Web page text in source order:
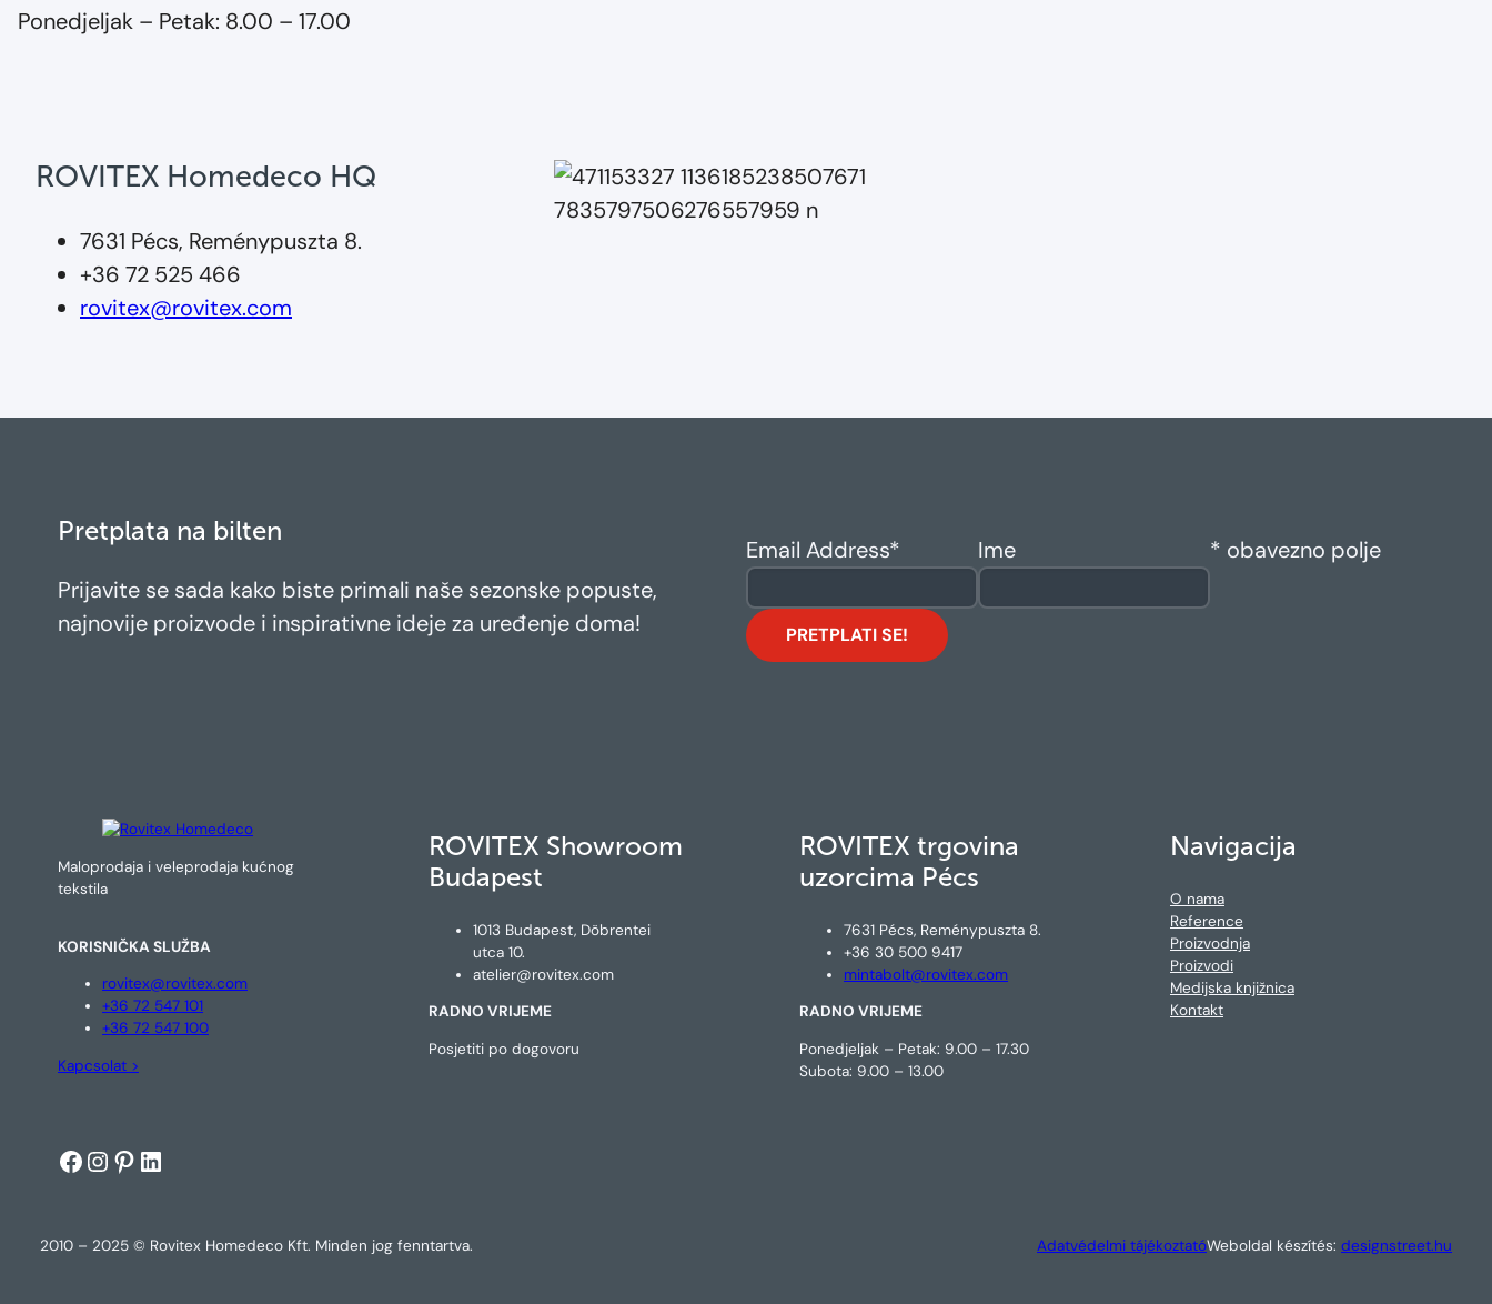
Ponedjeljak – Petak: 8.00 – 17.00
ROVITEX Homedeco HQ
7631 Pécs, Reménypuszta 8.
+36 72 525 466
rovitex@rovitex.com
Pretplata na bilten
Prijavite se sada kako biste primali naše sezonske popuste,
najnovije proizvode i inspirativne ideje za uređenje doma!
Email Address* Ime * obavezno polje
Maloprodaja i veleprodaja kućnog
tekstila
KORISNIČKA SLUŽBA
rovitex@rovitex.com
+36 72 547 101
+36 72 547 100
Kapcsolat >
Facebook
Instagram
Pinterest
LinkedIn
ROVITEX Showroom
Budapest
1013 Budapest, Döbrentei
utca 10.
atelier@rovitex.com
RADNO VRIJEME
Posjetiti po dogovoru
ROVITEX trgovina
uzorcima Pécs
7631 Pécs, Reménypuszta 8.
+36 30 500 9417
mintabolt@rovitex.com
RADNO VRIJEME
Ponedjeljak – Petak: 9.00 – 17.30
Subota: 9.00 – 13.00
Navigacija
O nama
Reference
Proizvodnja
Proizvodi
Medijska knjižnica
Kontakt
2010 – 2025 © Rovitex Homedeco Kft. Minden jog fenntartva. Adatvédelmi tájékoztatóWeboldal készítés: designstreet.hu